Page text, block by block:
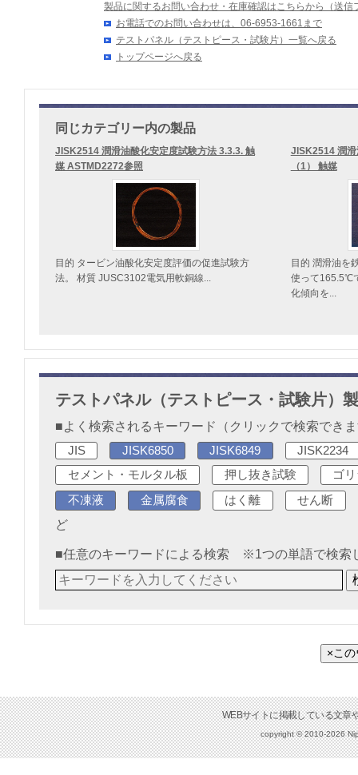
製品に関するお問い合わせ・在庫確認はこちらから（送信
お電話でのお問い合わせは、06-6953-1661まで
テストパネル（テストピース・試験片）一覧へ戻る
トップページへ戻る
同じカテゴリー内の製品
JISK2514 潤滑油酸化安定度試験方法 3.3.3. 触
媒 ASTMD2272参照
目的 タービン油酸化安定度評価の促進試験方
法。 材質 JUSC3102電気用軟銅線...
JISK2514 潤滑
（1） 触媒
目的 潤滑油を
使って165.5℃
化傾向を...
テストパネル（テストピース・試験片）
■よく検索されるキーワード（クリックで検索で
JIS JISK6850 JISK6849
JISK2234
セメント・モルタル板
押し抜き試験 ゴ
不凍液 金属腐食 はく離 せん断
ど
■任意のキーワードによる検索 ※1つの単語で検索
×こ
copyright © 2010-2026